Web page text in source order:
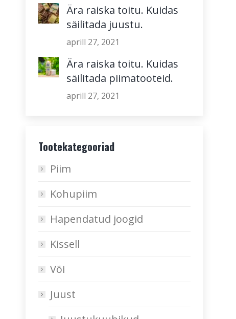
Ära raiska toitu. Kuidas
säilitada juustu.
aprill 27, 2021
Ära raiska toitu. Kuidas
säilitada piimatooteid.
aprill 27, 2021
Tootekategooriad
Piim
Kohupiim
Hapendatud joogid
Kissell
Või
Juust